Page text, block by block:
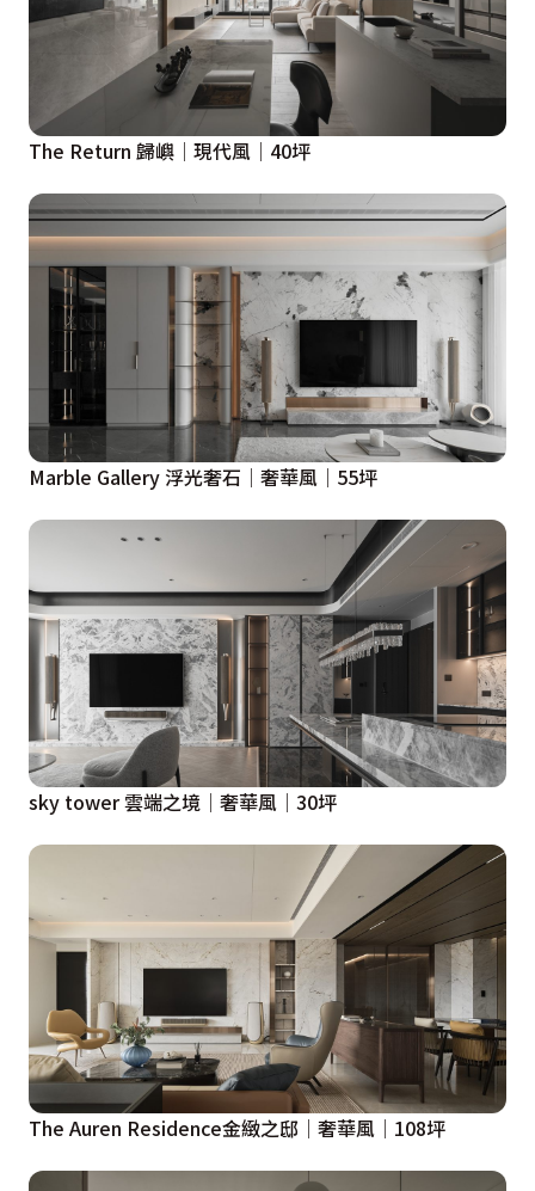
The Return 歸嶼│現代風│40坪
Marble Gallery 浮光奢石│奢華風│55坪
sky tower 雲端之境│奢華風│30坪
The Auren Residence金緻之邸│奢華風│108坪